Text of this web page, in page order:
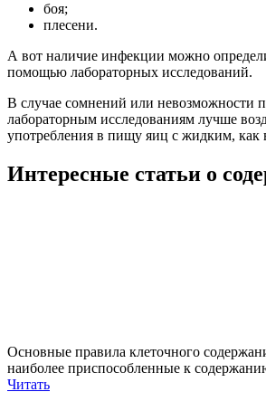
боя;
плесени.
А вот наличие инфекции можно
помощью лабораторных исследований.
В случае сомнений или невозможности
лабораторным исследованиям лучше
употребления в пищу яиц с жидким, как
Интересные статьи о
Основные правила клеточного
наиболее приспособленные к
Читать